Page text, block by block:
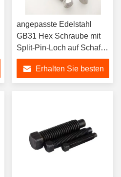
angepasste Edelstahl
GB31 Hex Schraube mit
Split-Pin-Loch auf Schaft
Hex Kopf Schraube für
Sicherheitsdraht
Erhalten Sie besten